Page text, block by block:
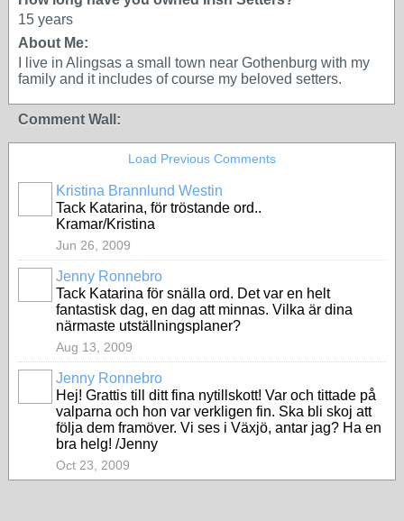
15 years
About Me:
I live in Alingsas a small town near Gothenburg with my
family and it includes of course my beloved setters.
Comment Wall:
Load Previous Comments
Kristina Brannlund Westin
Tack Katarina, för tröstande ord..
Kramar/Kristina
Jun 26, 2009
Jenny Ronnebro
Tack Katarina för snälla ord. Det var en helt
fantastisk dag, en dag att minnas. Vilka är dina
närmaste utställningsplaner?
Aug 13, 2009
Jenny Ronnebro
Hej! Grattis till ditt fina nytillskott! Var och tittade på
valparna och hon var verkligen fin. Ska bli skoj att
följa dem framöver. Vi ses i Växjö, antar jag? Ha en
bra helg! /Jenny
Oct 23, 2009